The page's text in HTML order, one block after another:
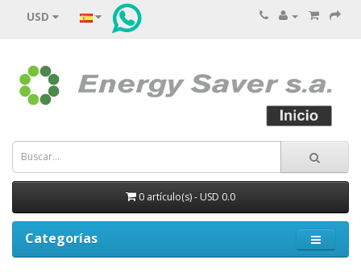
USD
0 artículo(s) - USD 0.0
Categorías